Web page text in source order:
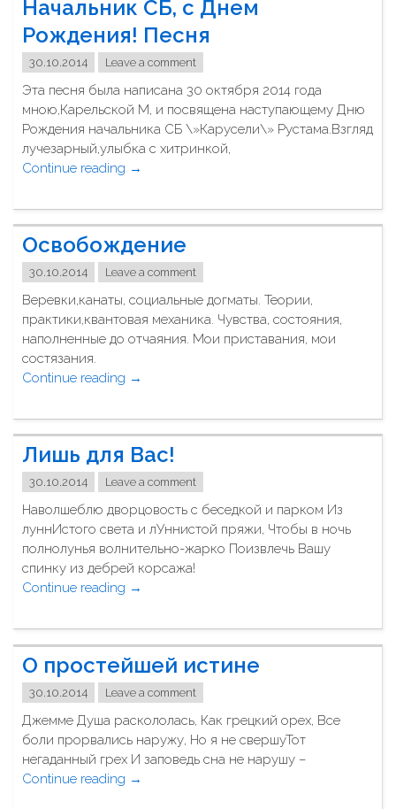
Начальник СБ, с Днем
Рождения! Песня
30.10.2014 Leave a comment
Эта песня была написана 30 октября 2014 года
мною,Карельской М, и посвящена наступающему Дню
Рождения начальника СБ \»Карусели\» Рустама.Взгляд
лучезарный,улыбка с хитринкой,
Continue reading "
а
ч
а
л
ь
н
и
к
Б
с
Д
н
е
Р
о
ж
д
я
!
П
н
→
Освобождение
30.10.2014 Leave a comment
Веревки,канаты, социальные догматы. Теории,
практики,квантовая механика. Чувства, состояния,
наполненные до отчаяния. Мои приставания, мои
состязания.
Continue reading "
с
в
о
б
о
ж
д
е
н
и
"
→
Лишь для Вас!
30.10.2014 Leave a comment
Наволшеблю дворцовость с беседкой и парком Из
луннИстого света и лУннистой пряжи, Чтобы в ночь
полнолунья волнительно-жарко Поизвлечь Вашу
спинку из дебрей корсажа!
Continue reading "
и
ш
ь
д
л
я
В
а
с
→
О простейшей истине
30.10.2014 Leave a comment
Джемме Душа раскололась, Как грецкий орех, Все
боли прорвались наружу, Но я не свершуТот
негаданный грех И заповедь сна не нарушу –
Continue reading "→